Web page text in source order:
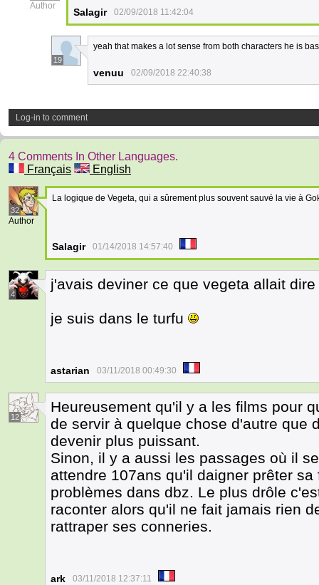
Author
Salagir 02/09/2018 11:42:04
19
yeah that makes a lot sense from both characters he is
venuu 02/09/2018 22:40:38
Log-in to comment
4 Comments In Other Languages.
Français
English
32
Author
La logique de Vegeta, qui a sûrement plus souvent sauvé la vie à
Salagir 01/14/2018 14:57:40
4
j'avais deviner ce que vegeta allait dire
je suis dans le turfu
astarian 03/11/2018 00:49:30
12
Heureusement qu'il y a les films pour
de servir à quelque chose d'autre que
devenir plus puissant.
Sinon, il y a aussi les passages où il
attendre 107ans qu'il daigner prêter
problèmes dans dbz. Le plus drôle
raconter alors qu'il ne fait jamais rien
rattraper ses conneries.
ark 03/11/2018 12:37:11